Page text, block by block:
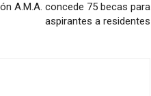
A.M.A. concede 75 becas para
aspirantes a residentes